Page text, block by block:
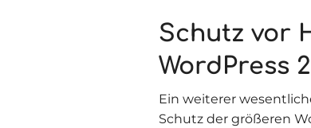
Schutz vor
WordPress
Ein weiterer
Schutz der größeren